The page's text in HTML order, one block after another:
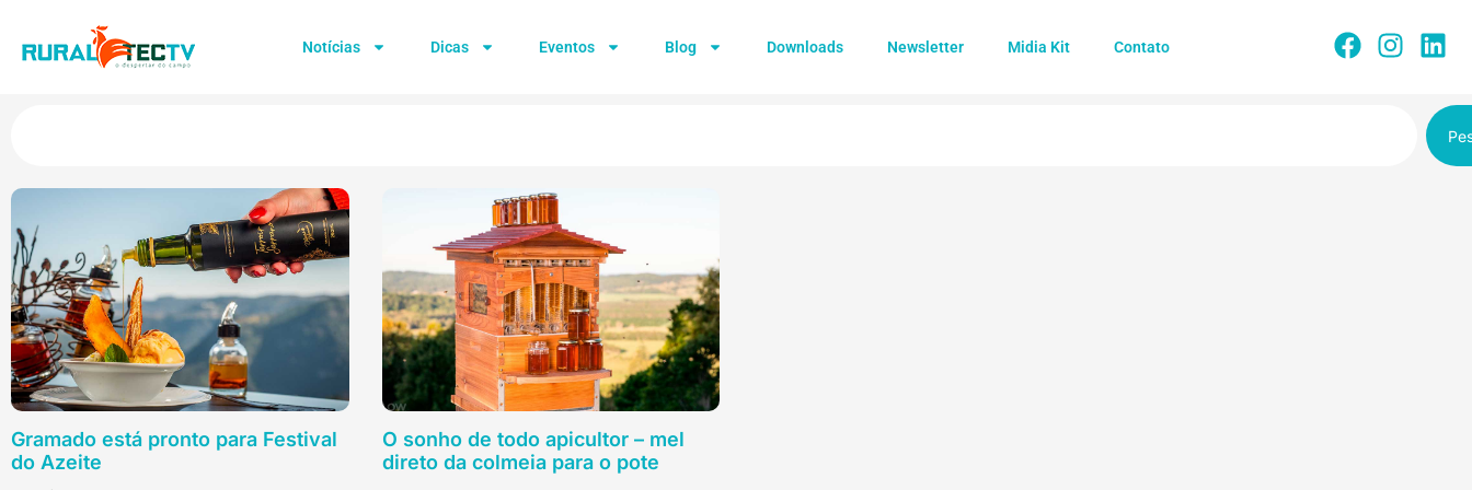
Notícias Dicas Eventos Blog Downloads Newsletter Midia Kit Contato
Gramado está pronto para Festival
do Azeite
O sonho de todo apicultor – mel
direto da colmeia para o pote